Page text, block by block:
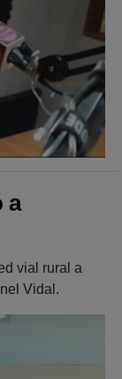
a
vial rural a
Vidal.